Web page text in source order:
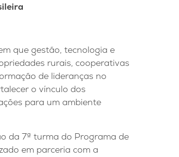
que gestão, tecnologia e
rurais, cooperativas
de lideranças no
o vínculo dos
para um ambiente
da 7ª turma do Programa de
em parceria com a